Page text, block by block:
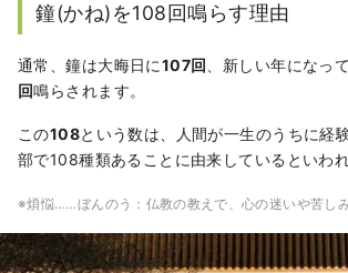
鐘(かね)を108回鳴らす理由
通常、鐘は大晦日に107回 、新しい年になっ
回鳴らされます。
この108という数は、人間が一生のうちに経
部で108種類あることに由来しているといわれ
※煩悩……ぼんのう：仏教の教えで、心の迷いや苦し